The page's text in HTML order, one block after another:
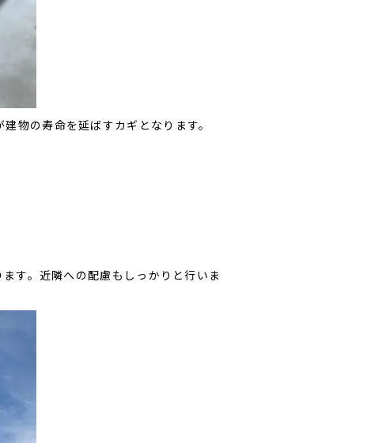
物の寿命を延ばすカギとなります。
す。近隣への配慮もしっかりと行いま